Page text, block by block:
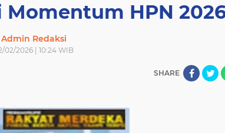
Momentum HPN
Admin Redaksi
02/2026 | 10:24 WIB
SHARE